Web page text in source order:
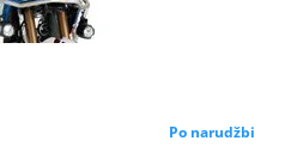
Po narudžbi